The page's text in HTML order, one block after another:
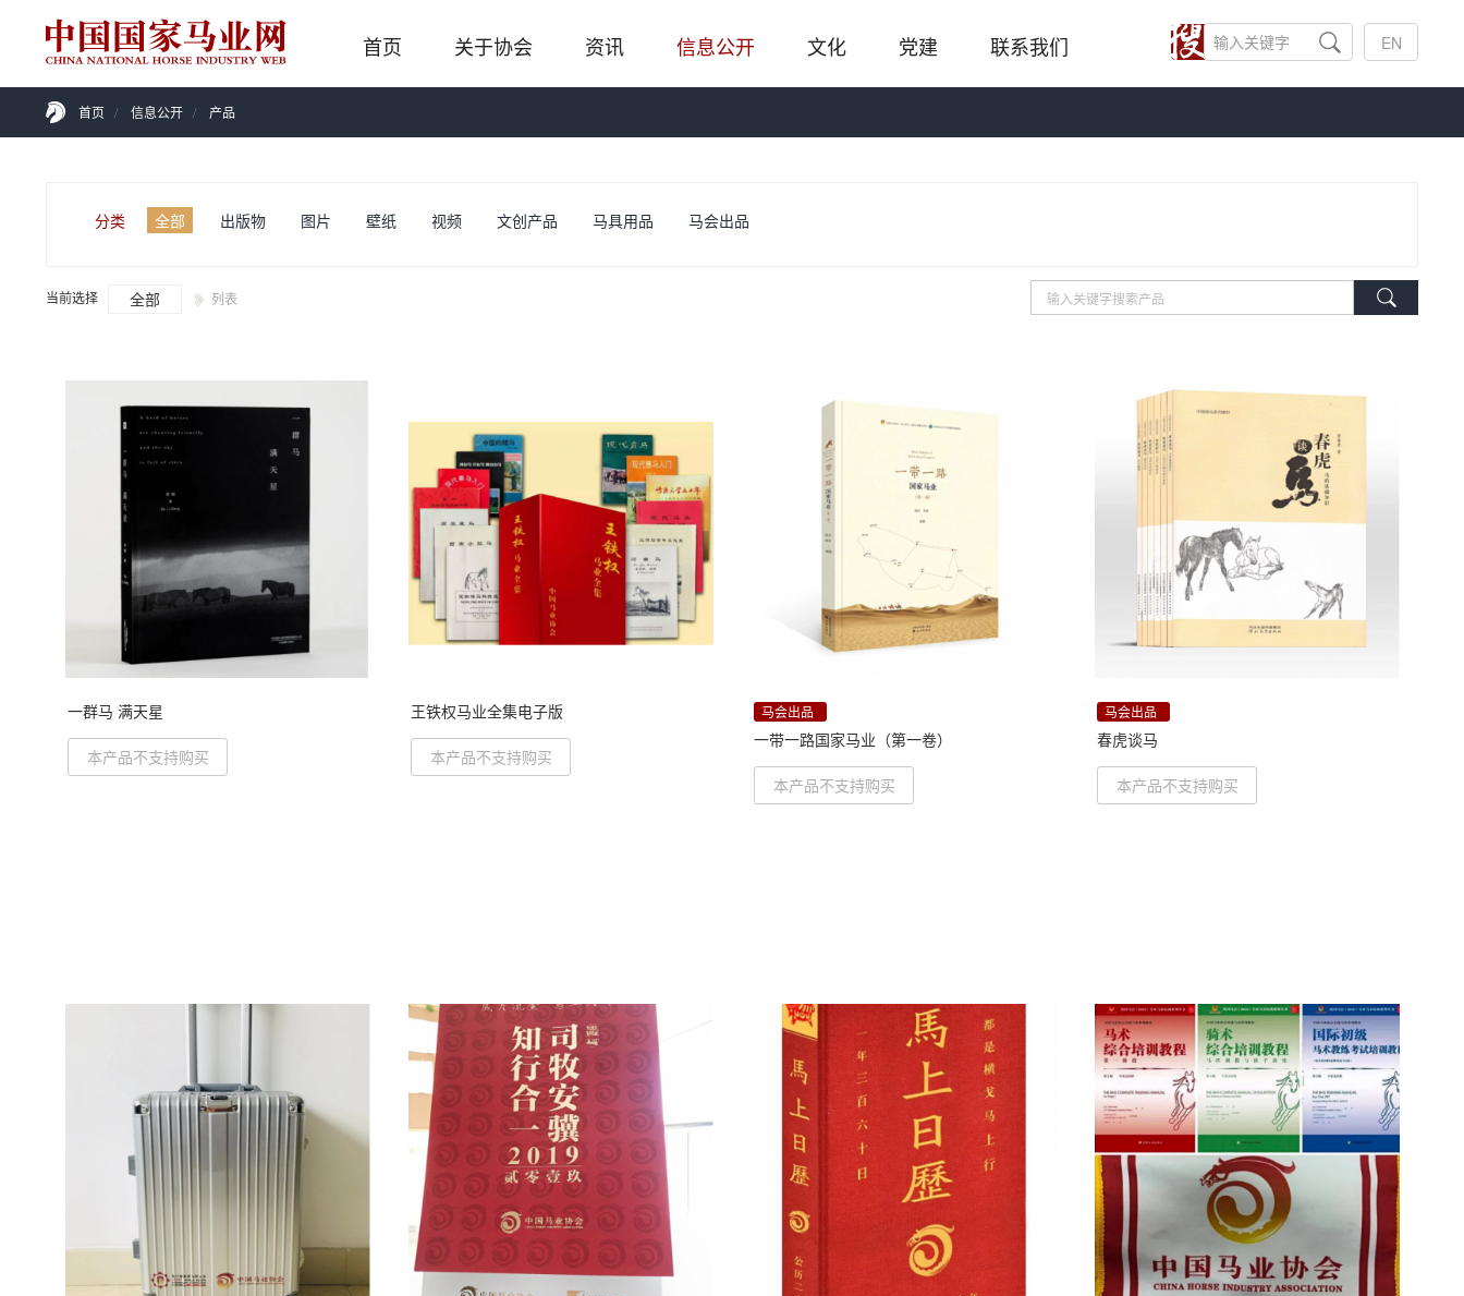
首页 关于协会 资讯 信息公开 文化 党建 联系我们 EN
首页 / 信息公开 / 产品
分类 全部 出版物 图片 壁纸 视频 文创产品 马具用品 马会出品
当前选择 全部 列表
一群马 满天星
本产品不支持购买
王铁权马业全集电子版
本产品不支持购买
马会出品
一带一路国家马业（第一卷）
本产品不支持购买
马会出品
春虎谈马
本产品不支持购买